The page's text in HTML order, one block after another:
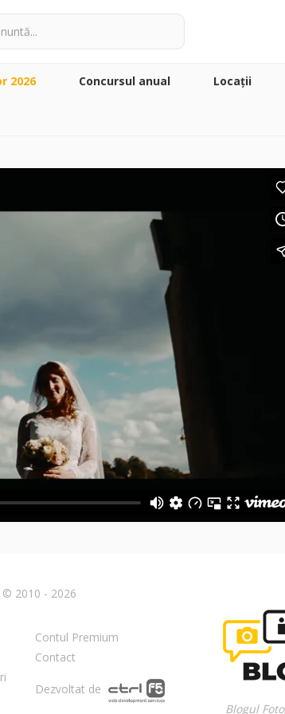
2026 Concursul anual Locaţii
2010 - 2026
Contul Premium
Contact
Dezvoltat de
Blogul